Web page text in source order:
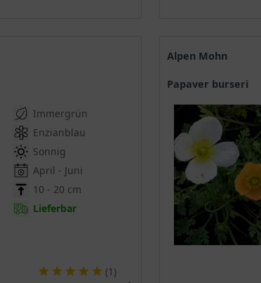
Alpen Mohn
Papaver burseri
Immergrün
Enzianblau
Sonnig
April - Juni
10 - 20 cm
Lieferbar
(1 )